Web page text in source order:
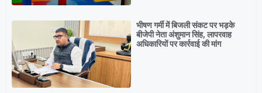
भीषण गर्मी में बिजली संकट पर भड़के
बीजेपी नेता अंशुमान सिंह, लापरवाह
अधिकारियों पर कार्रवाई की मांग